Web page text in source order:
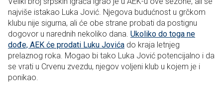
najviše istakao Luka Jović. Njegova budućnost u grčkom
klubu nije sigurna, ali će obe strane probati da postignu
dogovor u narednih nekoliko dana. Ukoliko do toga ne
dođe, AEK će prodati Luku Jovića do kraja letnjeg
prelaznog roka. Mogao bi tako Luka Jović potencijalno i da
se vrati u Crvenu zvezdu, njegov voljeni klub u kojem je i
ponikao.